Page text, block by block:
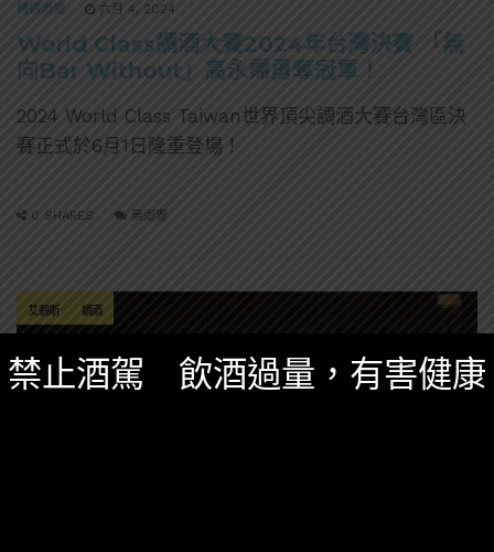
精選酒聞 六月 4, 2024
World Class調酒大賽2024年台灣決賽 「無
向Bar Without」高永霈勇奪冠軍！
2024 World Class Taiwan世界頂尖調酒大賽台灣區決
賽正式於6月1日隆重登場！
0 SHARES 無迴響
艾碧斯 調酒
禁止酒駕 飲酒過量，有害健康